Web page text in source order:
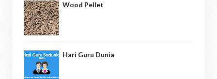
Wood Pellet
Hari Guru Dunia